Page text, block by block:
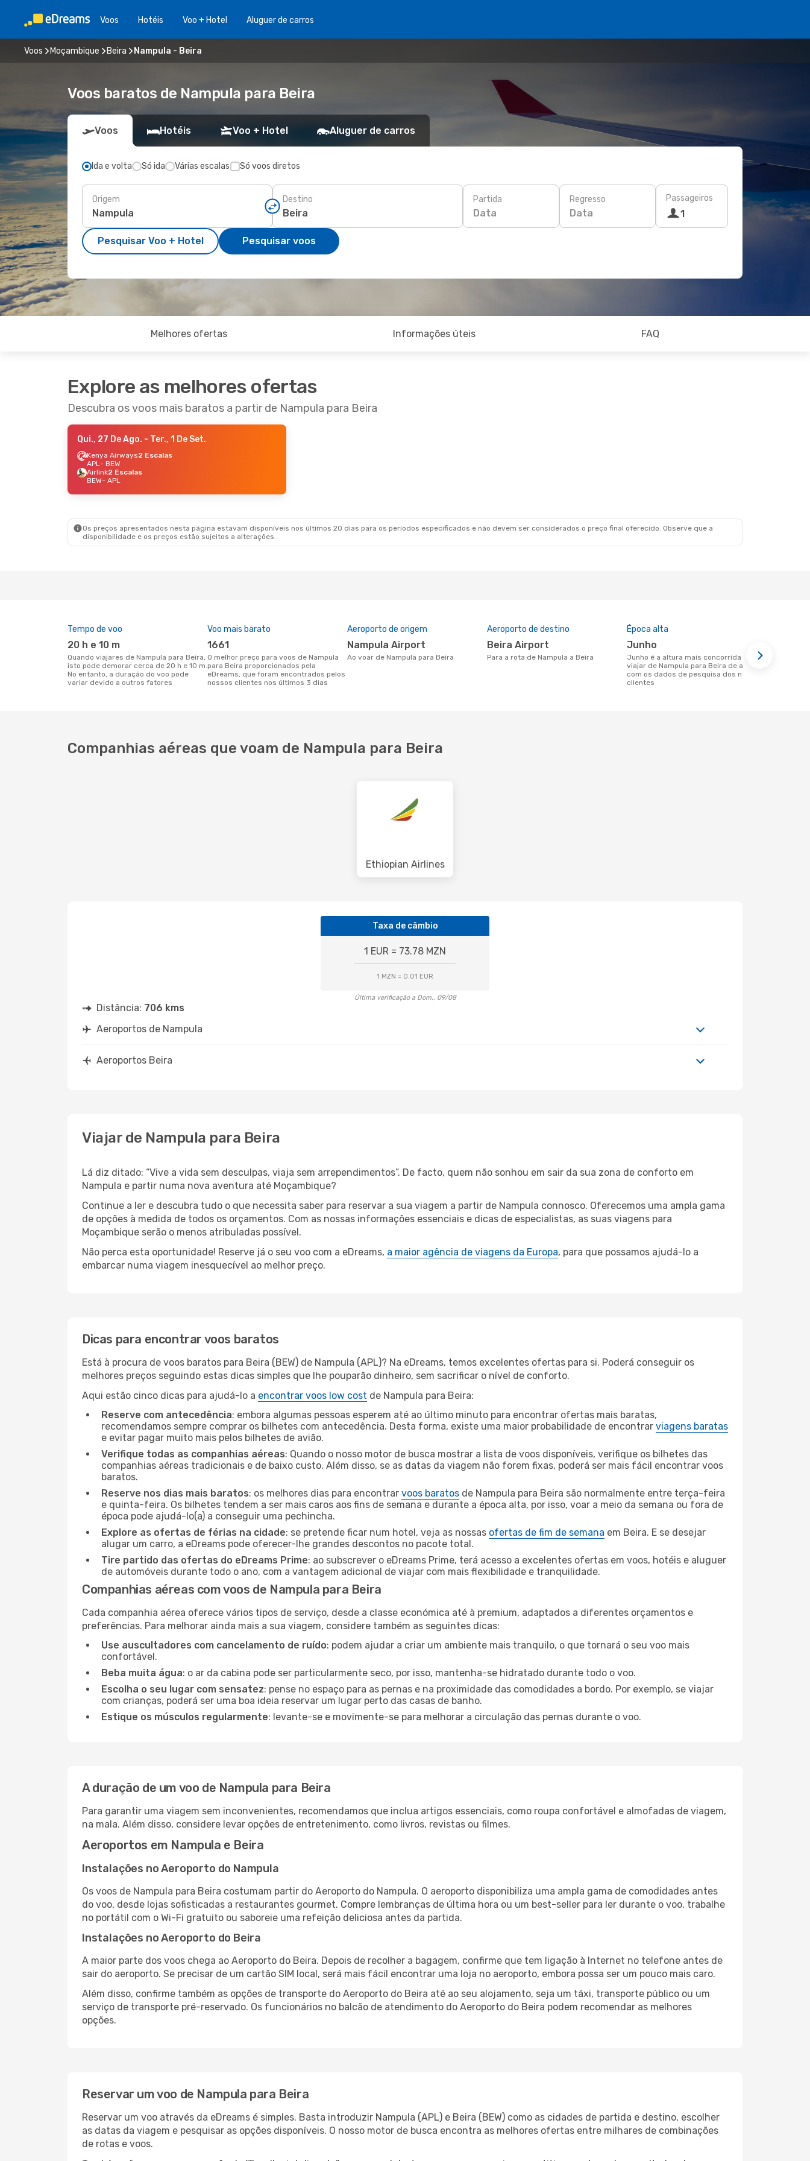
Voos Hotéis Voo + Hotel Aluguer de carros
Voos Moçambique Beira Nampula - Beira
Voos baratos de Nampula para Beira
Voos Hotéis Voo + Hotel Aluguer de carros
Ida e volta Só ida Várias escalas Só voos diretos
Origem Destino Partida
Data
Regresso
Data
Passageiros
1
Pesquisar Voo + Hotel Pesquisar voos
Melhores ofertas Informações úteis FAQ
Explore as melhores ofertas
Descubra os voos mais baratos a partir de Nampula para Beira
Qui., 27 De Ago. - Ter., 1 De Set.
Kenya Airways2 Escalas
APL- BEW
Airlink2 Escalas
BEW- APL
Os preços apresentados nesta página estavam disponíveis nos últimos 20 dias para os períodos especificados e não devem ser considerados o preço final oferecido. Observe que a
disponibilidade e os preços estão sujeitos a alterações.
Tempo de voo
20 h e 10 m
Quando viajares de Nampula para Beira,
isto pode demorar cerca de 20 h e 10 m.
No entanto, a duração do voo pode
variar devido a outros fatores
Voo mais barato
1661
O melhor preço para voos de Nampula
para Beira proporcionados pela
eDreams, que foram encontrados pelos
nossos clientes nos últimos 3 dias
Aeroporto de origem
Nampula Airport
Ao voar de Nampula para Beira
Aeroporto de destino
Beira Airport
Para a rota de Nampula a Beira
Época alta
junho
junho é a altura mais concorrida para
viajar de Nampula para Beira de acordo
com os dados de pesquisa dos nossos
clientes
Companhias aéreas que voam de Nampula para Beira
Ethiopian Airlines
Taxa de câmbio
1 EUR = 73.78 MZN
1 MZN = 0.01 EUR
Última verificação a Dom., 09/08
Distância: 706 kms
Aeroportos de Nampula
Aeroportos Beira
Viajar de Nampula para Beira
Lá diz ditado: “Vive a vida sem desculpas, viaja sem arrependimentos”. De facto, quem não sonhou em sair da sua zona de conforto em
Nampula e partir numa nova aventura até Moçambique?
Continue a ler e descubra tudo o que necessita saber para reservar a sua viagem a partir de Nampula connosco. Oferecemos uma ampla gama
de opções à medida de todos os orçamentos. Com as nossas informações essenciais e dicas de especialistas, as suas viagens para
Moçambique serão o menos atribuladas possível.
Não perca esta oportunidade! Reserve já o seu voo com a eDreams, a maior agência de viagens da Europa, para que possamos ajudá-lo a
embarcar numa viagem inesquecível ao melhor preço.
Dicas para encontrar voos baratos
Está à procura de voos baratos para Beira (BEW) de Nampula (APL)? Na eDreams, temos excelentes ofertas para si. Poderá conseguir os
melhores preços seguindo estas dicas simples que lhe pouparão dinheiro, sem sacrificar o nível de conforto.
Aqui estão cinco dicas para ajudá-lo a encontrar voos low cost de Nampula para Beira:
Reserve com antecedência: embora algumas pessoas esperem até ao último minuto para encontrar ofertas mais baratas,
recomendamos sempre comprar os bilhetes com antecedência. Desta forma, existe uma maior probabilidade de encontrar viagens baratas
e evitar pagar muito mais pelos bilhetes de avião.
Verifique todas as companhias aéreas: Quando o nosso motor de busca mostrar a lista de voos disponíveis, verifique os bilhetes das
companhias aéreas tradicionais e de baixo custo. Além disso, se as datas da viagem não forem fixas, poderá ser mais fácil encontrar voos
baratos.
Reserve nos dias mais baratos: os melhores dias para encontrar voos baratos de Nampula para Beira são normalmente entre terça-feira
e quinta-feira. Os bilhetes tendem a ser mais caros aos fins de semana e durante a época alta, por isso, voar a meio da semana ou fora de
época pode ajudá-lo(a) a conseguir uma pechincha.
Explore as ofertas de férias na cidade: se pretende ficar num hotel, veja as nossas ofertas de fim de semana em Beira. E se desejar
alugar um carro, a eDreams pode oferecer-lhe grandes descontos no pacote total.
Tire partido das ofertas do eDreams Prime: ao subscrever o eDreams Prime, terá acesso a excelentes ofertas em voos, hotéis e aluguer
de automóveis durante todo o ano, com a vantagem adicional de viajar com mais flexibilidade e tranquilidade.
Companhias aéreas com voos de Nampula para Beira
Cada companhia aérea oferece vários tipos de serviço, desde a classe económica até à premium, adaptados a diferentes orçamentos e
preferências. Para melhorar ainda mais a sua viagem, considere também as seguintes dicas:
Use auscultadores com cancelamento de ruído: podem ajudar a criar um ambiente mais tranquilo, o que tornará o seu voo mais
confortável.
Beba muita água: o ar da cabina pode ser particularmente seco, por isso, mantenha-se hidratado durante todo o voo.
Escolha o seu lugar com sensatez: pense no espaço para as pernas e na proximidade das comodidades a bordo. Por exemplo, se viajar
com crianças, poderá ser uma boa ideia reservar um lugar perto das casas de banho.
Estique os músculos regularmente: levante-se e movimente-se para melhorar a circulação das pernas durante o voo.
A duração de um voo de Nampula para Beira
Para garantir uma viagem sem inconvenientes, recomendamos que inclua artigos essenciais, como roupa confortável e almofadas de viagem,
na mala. Além disso, considere levar opções de entretenimento, como livros, revistas ou filmes.
Aeroportos em Nampula e Beira
Instalações no Aeroporto do Nampula
Os voos de Nampula para Beira costumam partir do Aeroporto do Nampula. O aeroporto disponibiliza uma ampla gama de comodidades antes
do voo, desde lojas sofisticadas a restaurantes gourmet. Compre lembranças de última hora ou um best-seller para ler durante o voo, trabalhe
no portátil com o Wi-Fi gratuito ou saboreie uma refeição deliciosa antes da partida.
Instalações no Aeroporto do Beira
A maior parte dos voos chega ao Aeroporto do Beira. Depois de recolher a bagagem, confirme que tem ligação à Internet no telefone antes de
sair do aeroporto. Se precisar de um cartão SIM local, será mais fácil encontrar uma loja no aeroporto, embora possa ser um pouco mais caro.
Além disso, confirme também as opções de transporte do Aeroporto do Beira até ao seu alojamento, seja um táxi, transporte público ou um
serviço de transporte pré-reservado. Os funcionários no balcão de atendimento do Aeroporto do Beira podem recomendar as melhores
opções.
Reservar um voo de Nampula para Beira
Reservar um voo através da eDreams é simples. Basta introduzir Nampula (APL) e Beira (BEW) como as cidades de partida e destino, escolher
as datas da viagem e pesquisar as opções disponíveis. O nosso motor de busca encontra as melhores ofertas entre milhares de combinações
de rotas e voos.